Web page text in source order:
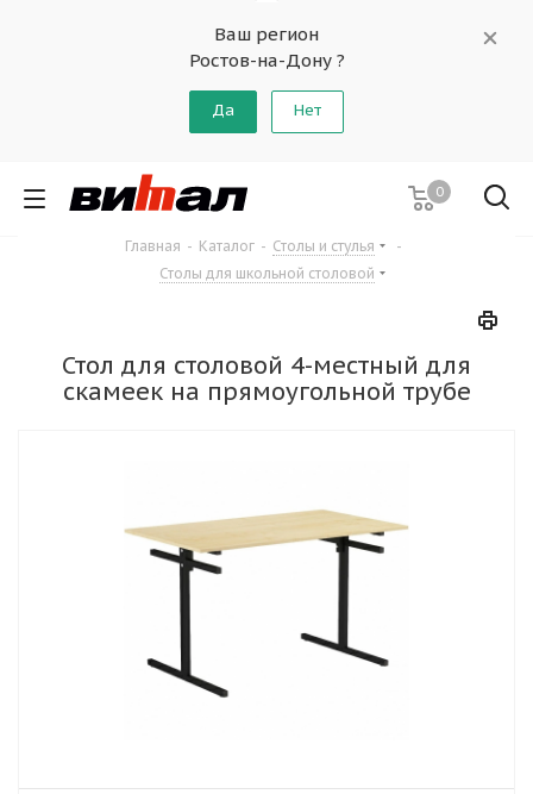
Ваш регион
Ростов-на-Дону ?
Да Нет
0
Главная - Каталог - Столы и стулья
-
Столы для школьной столовой
Стол для столовой 4-местный для
скамеек на прямоугольной трубе